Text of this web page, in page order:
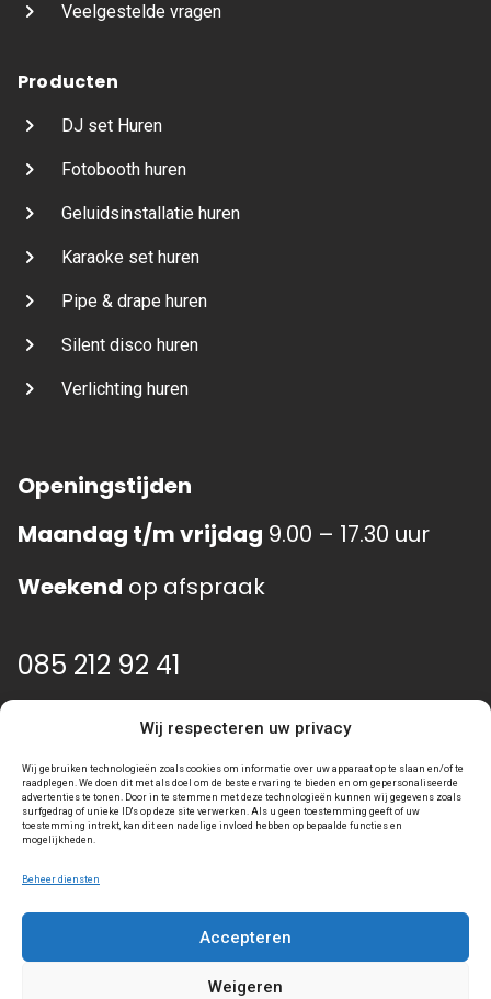
Wij respecteren uw privacy
Wij gebruiken technologieën zoals cookies om informatie over uw apparaat op te slaan en/of te
raadplegen. We doen dit met als doel om de beste ervaring te bieden en om gepersonaliseerde
advertenties te tonen. Door in te stemmen met deze technologieën kunnen wij gegevens zoals
surfgedrag of unieke ID's op deze site verwerken. Als u geen toestemming geeft of uw
toestemming intrekt, kan dit een nadelige invloed hebben op bepaalde functies en
mogelijkheden.
Beheer diensten
Accepteren
Weigeren
Veelgestelde vragen
Producten
DJ set Huren
Fotobooth huren
Geluidsinstallatie huren
Karaoke set huren
Pipe & drape huren
Silent disco huren
Verlichting huren
Openingstijden
Maandag t/m vrijdag 9.00 – 17.30 uur
Weekend op afspraak
085 212 92 41
info@event-gear.nl
Algemene voorwaarden
Privacy statement